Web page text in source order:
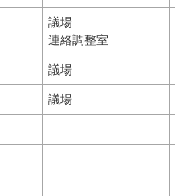
議場
連絡調整室
議場
議場